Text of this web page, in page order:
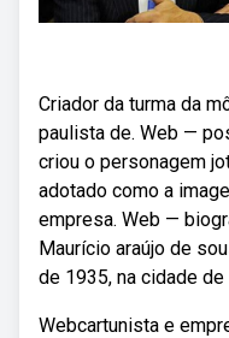
Criador da turma da
paulista de. Web —
criou o personagem
adotado como a
empresa. Web —
Maurício araújo de
de 1935, na cidade
Webcartunista e